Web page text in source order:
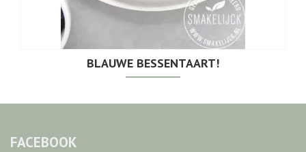
BLAUWE BESSENTAART!
FACEBOOK